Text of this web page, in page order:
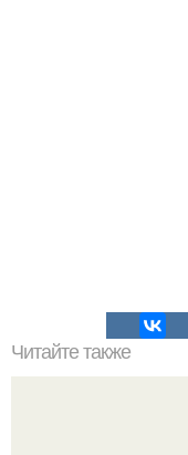
Читайте также